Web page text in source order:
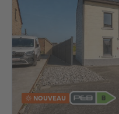
NOUVEAU